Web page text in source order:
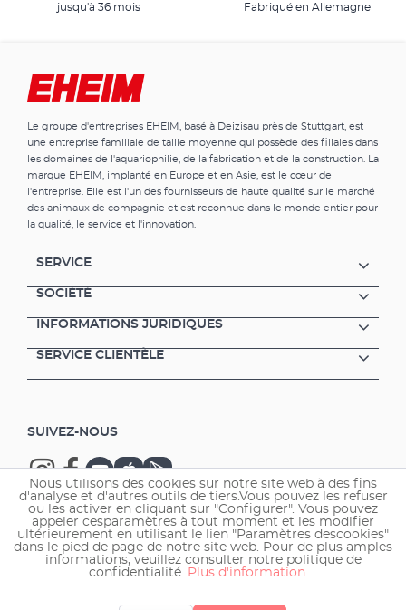
jusqu'à 36 mois
Fabriqué en Allemagne
Le groupe d'entreprises EHEIM, basé à Deizisau près de Stuttgart, est
une entreprise familiale de taille moyenne qui possède des filiales dans
les domaines de l'aquariophilie, de la fabrication et de la construction. La
marque EHEIM, implanté en Europe et en Asie, est le cœur de
l'entreprise. Elle est l'un des fournisseurs de haute qualité sur le marché
des animaux de compagnie et est reconnue dans le monde entier pour
la qualité, le service et l'innovation.
SERVICE
SOCIÉTÉ
INFORMATIONS JURIDIQUES
SERVICE CLIENTÈLE
SUIVEZ-NOUS
Copyright © 2026 EHEIM GmbH & Co. KG.
Nous utilisons des cookies sur notre site web à des fins
d'analyse et d'autres outils de tiers.Vous pouvez les refuser
ou les activer en cliquant sur "Configurer". Vous pouvez
appeler cesparamètres à tout moment et les modifier
ultérieurement en utilisant le lien "Paramètres descookies"
dans le pied de page de notre site web. Pour de plus amples
informations, veuillez consulter notre politique de
confidentialité. Plus d'information ...